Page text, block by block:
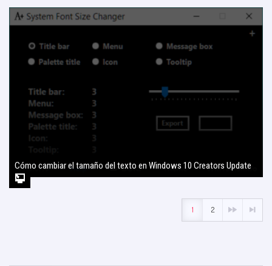
Cómo cambiar el tamaño del texto en Windows 10 Creators Update
1 2